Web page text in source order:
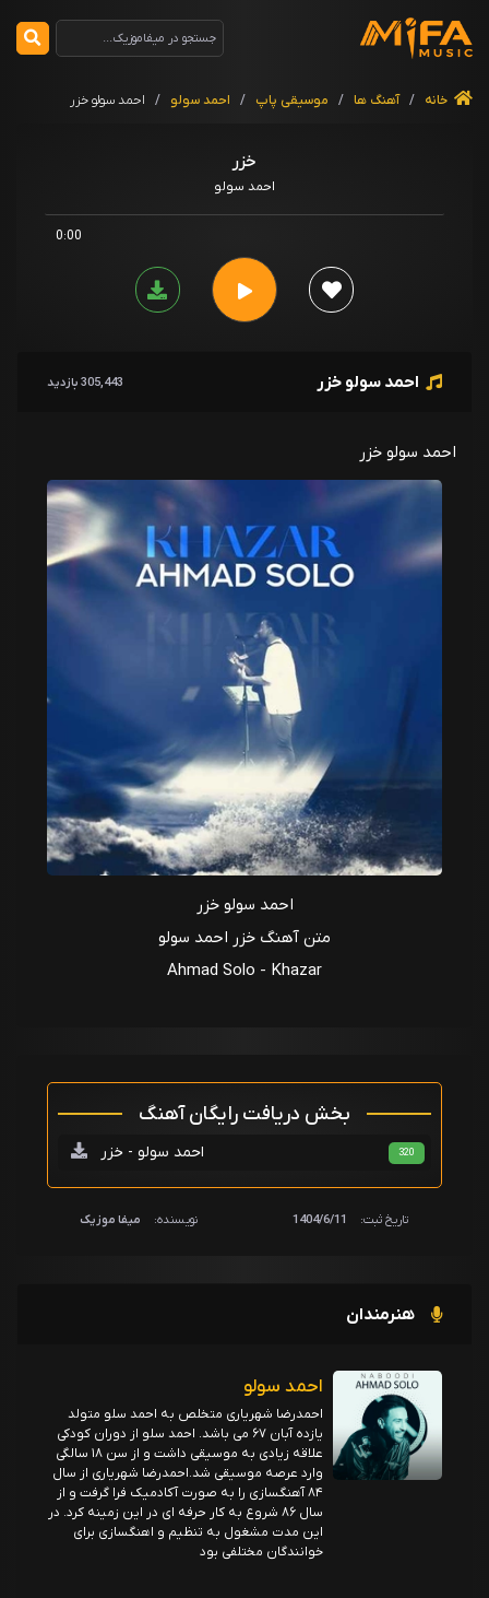
خانه / آهنگ ها / موسیقی پاپ / احمد سولو / احمد سولو خزر
خزر
احمد سولو
0:00
احمد سولو خزر 305,443 بازدید
احمد سولو خزر
احمد سولو خزر
متن آهنگ خزر احمد سولو
Ahmad Solo - Khazar
بخش دریافت رایگان آهنگ
احمد سولو - خزر 320
تاریخ ثبت: 1404/6/11 نویسنده: میفا موزیک
هنرمندان
احمد سولو
احمدرضا شهریاری متخلص به احمد سلو متولد
یازده آبان ۶۷ می باشد. احمد سلو از دوران کودکی
علاقه زیادی به موسیقی داشت و از سن ۱۸ سالگی
وارد عرصه موسیقی شد.احمدرضا شهریاری از سال
۸۴ آهنگسازی را به صورت آکادمیک فرا گرفت و از
سال ۸۶ شروع به کار حرفه ای در این زمینه کرد. در
این مدت مشغول به تنظیم و اهنگسازی برای
خوانندگان مختلفی بود